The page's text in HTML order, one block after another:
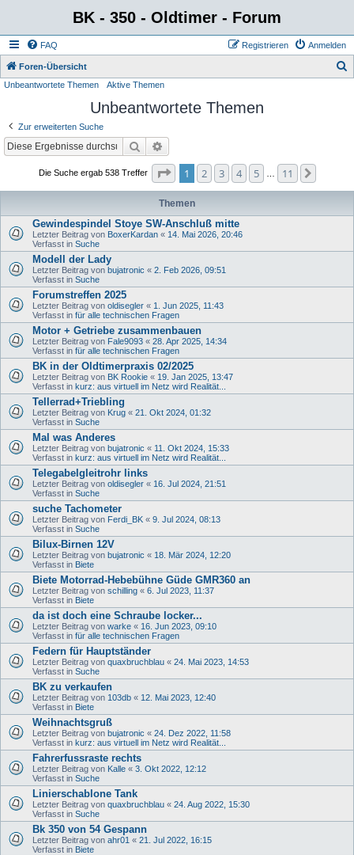
BK - 350 - Oldtimer - Forum
FAQ Anmelden
Registrieren
Foren-Übersicht
Unbeantwortete Themen Aktive Themen
Unbeantwortete Themen
Zur erweiterten Suche
Suche
Die Suche ergab 538 Treffer Seite von
1 2 3 4 5 11
Themen
Gewindespindel Stoye SW-Anschluß mitte
Letzter Beitrag von BoxerKardan « 14. Mai 2026, 20:46
Verfasst in Suche
Modell der Lady
Letzter Beitrag von bujatronic « 2. Feb 2026, 09:51
Verfasst in Suche
Forumstreffen 2025
Letzter Beitrag von oldisegler « 1. Jun 2025, 11:43
Verfasst in für alle technischen Fragen
Motor + Getriebe zusammenbauen
Letzter Beitrag von Fale9093 « 28. Apr 2025, 14:34
Verfasst in für alle technischen Fragen
BK in der Oldtimerpraxis 02/2025
Letzter Beitrag von BK Rookie « 19. Jan 2025, 13:47
Verfasst in kurz: aus virtuell im Netz wird Realität...
Tellerrad+Triebling
Letzter Beitrag von Krug « 21. Okt 2024, 01:32
Verfasst in Suche
Mal was Anderes
Letzter Beitrag von bujatronic « 11. Okt 2024, 15:33
Verfasst in kurz: aus virtuell im Netz wird Realität...
Telegabelgleitrohr links
Letzter Beitrag von oldisegler « 16. Jul 2024, 21:51
Verfasst in Suche
suche Tachometer
Letzter Beitrag von Ferdi_BK « 9. Jul 2024, 08:13
Verfasst in Suche
Bilux-Birnen 12V
Letzter Beitrag von bujatronic « 18. Mär 2024, 12:20
Verfasst in Biete
Biete Motorrad-Hebebühne Güde GMR360 an
Letzter Beitrag von schilling « 6. Jul 2023, 11:37
Verfasst in Biete
da ist doch eine Schraube locker...
Letzter Beitrag von warke « 16. Jun 2023, 09:10
Verfasst in für alle technischen Fragen
Federn für Hauptständer
Letzter Beitrag von quaxbruchblau « 24. Mai 2023, 14:53
Verfasst in Suche
BK zu verkaufen
Letzter Beitrag von 103db « 12. Mai 2023, 12:40
Verfasst in Biete
Weihnachtsgruß
Letzter Beitrag von bujatronic « 24. Dez 2022, 11:58
Verfasst in kurz: aus virtuell im Netz wird Realität...
Fahrerfussraste rechts
Letzter Beitrag von Kalle « 3. Okt 2022, 12:12
Verfasst in Suche
Linierschablone Tank
Letzter Beitrag von quaxbruchblau « 24. Aug 2022, 15:30
Verfasst in Suche
Bk 350 von 54 Gespann
Letzter Beitrag von ahr01 « 21. Jul 2022, 16:15
Verfasst in Biete